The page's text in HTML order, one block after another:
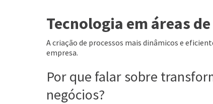
Tecnologia em áreas
A criação de processos mais dinâmicos e
empresa.
Por que falar sobre
negócios?